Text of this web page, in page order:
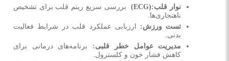
نوار قلب(ECG):
بررسی سریع ریتم قلب برای تشخیص
ناهنجاری‌ها.
تست ورزش: ارزیابی عملکرد قلب در شرایط فعالیت
بدنی.
مدیریت عوامل خطر قلبی:
برنامه‌های درمانی برای
کاهش فشار خون و کلسترول.